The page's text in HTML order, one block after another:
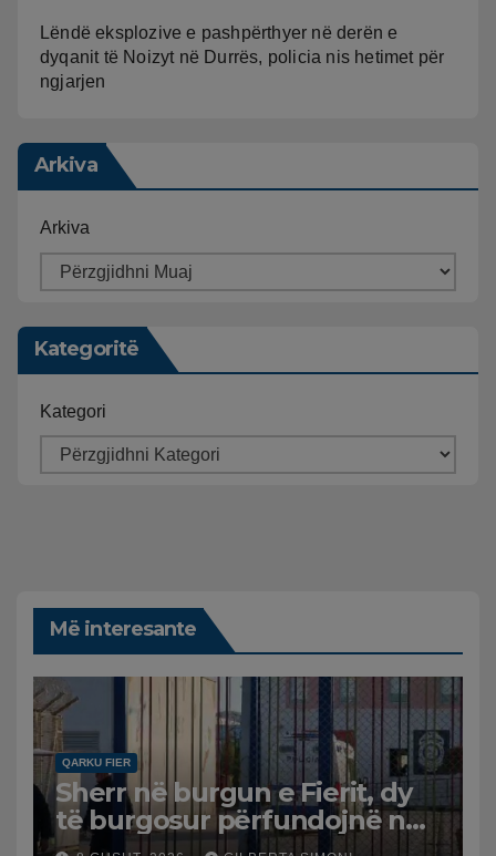
Lëndë eksplozive e pashpërthyer në derën e
dyqanit të Noizyt në Durrës, policia nis hetimet për
ngjarjen
Arkiva
Arkiva
Kategoritë
Kategori
Më interesante
QARKU FIER
Sherr në burgun e Fierit, dy
të burgosur përfundojnë në
spital